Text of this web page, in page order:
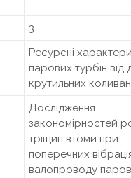
3
Ресурсні
парових турбін від
крутильних
Дослідження
закономірностей
тріщин втоми при
поперечних
валопроводу